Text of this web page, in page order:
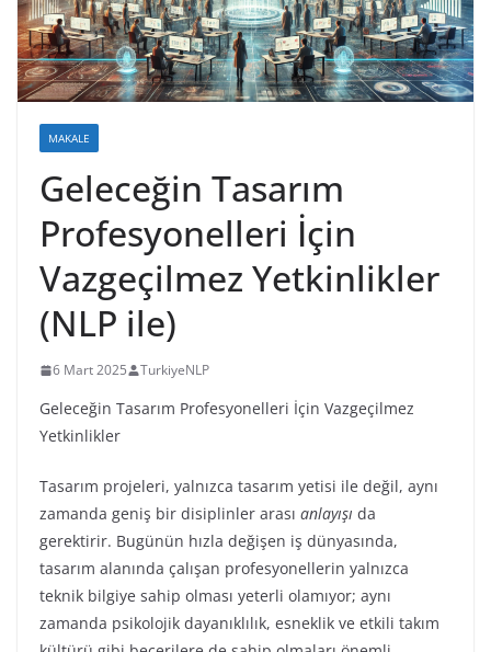
MAKALE
Geleceğin Tasarım
Profesyonelleri İçin
Vazgeçilmez Yetkinlikler
(NLP ile)
6 Mart 2025 TurkiyeNLP
Geleceğin Tasarım Profesyonelleri İçin Vazgeçilmez
Yetkinlikler
Tasarım projeleri, yalnızca tasarım yetisi ile değil, aynı
zamanda geniş bir disiplinler arası anlayışı da
gerektirir. Bugünün hızla değişen iş dünyasında,
tasarım alanında çalışan profesyonellerin yalnızca
teknik bilgiye sahip olması yeterli olamıyor; aynı
zamanda psikolojik dayanıklılık, esneklik ve etkili takım